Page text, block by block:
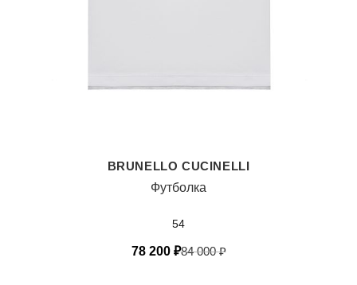
BRUNELLO CUCINELLI
Футболка
54
84 000₽
78 200 ₽